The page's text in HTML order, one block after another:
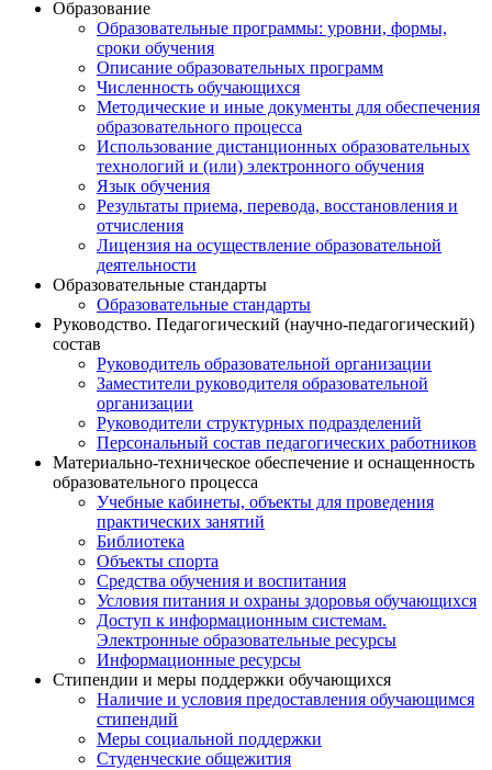
Образование
Образовательные программы: уровни, формы,
сроки обучения
Описание образовательных программ
Численность обучающихся
Методические и иные документы для обеспечения
образовательного процесса
Использование дистанционных образовательных
технологий и (или) электронного обучения
Язык обучения
Результаты приема, перевода, восстановления и
отчисления
Лицензия на осуществление образовательной
деятельности
Образовательные стандарты
Образовательные стандарты
Руководство. Педагогический (научно-педагогический)
состав
Руководитель образовательной организации
Заместители руководителя образовательной
организации
Руководители структурных подразделений
Персональный состав педагогических работников
Материально-техническое обеспечение и оснащенность
образовательного процесса
Учебные кабинеты, объекты для проведения
практических занятий
Библиотека
Объекты спорта
Средства обучения и воспитания
Условия питания и охраны здоровья обучающихся
Доступ к информационным системам.
Электронные образовательные ресурсы
Информационные ресурсы
Стипендии и меры поддержки обучающихся
Наличие и условия предоставления обучающимся
стипендий
Меры социальной поддержки
Студенческие общежития